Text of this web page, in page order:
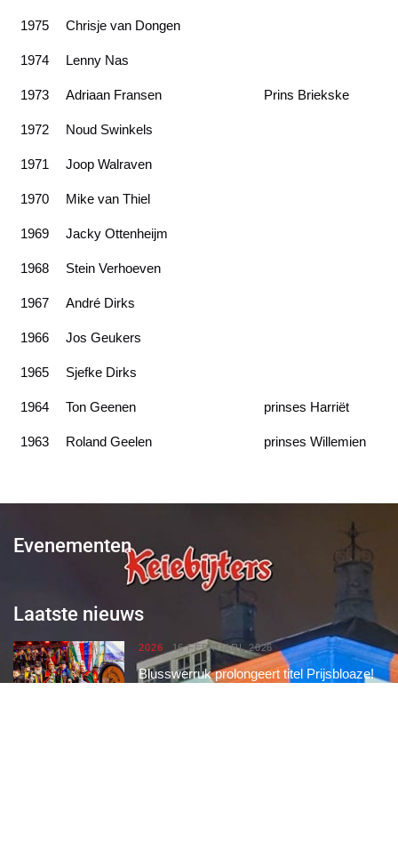
1975 Chrisje van Dongen
1974 Lenny Nas
1973 Adriaan Fransen Prins Briekske
1972 Noud Swinkels
1971 Joop Walraven
1970 Mike van Thiel
1969 Jacky Ottenheijm
1968 Stein Verhoeven
1967 André Dirks
1966 Jos Geukers
1965 Sjefke Dirks
1964 Ton Geenen prinses Harriët
1963 Roland Geelen prinses Willemien
Evenementen
Laatste nieuws
2026 16 FEBRUARI, 2026
Blusswerruk prolongeert titel Prijsbloaze!